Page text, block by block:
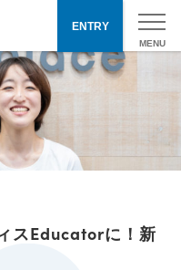
ENTRY
スEducatorに！新